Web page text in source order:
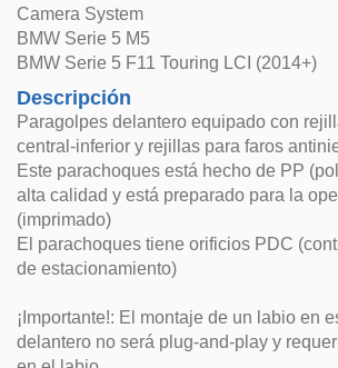
Camera System
BMW Serie 5 M5
BMW Serie 5 F11 Touring LCI (2014+)
Descripción
Paragolpes delantero equipado con
central-inferior y rejillas para faros
Este parachoques está hecho de PP
alta calidad y está preparado para la
(imprimado)
El parachoques tiene orificios PDC
de estacionamiento)
¡Importante!: El montaje de un labio en
delantero no será plug-and-play y